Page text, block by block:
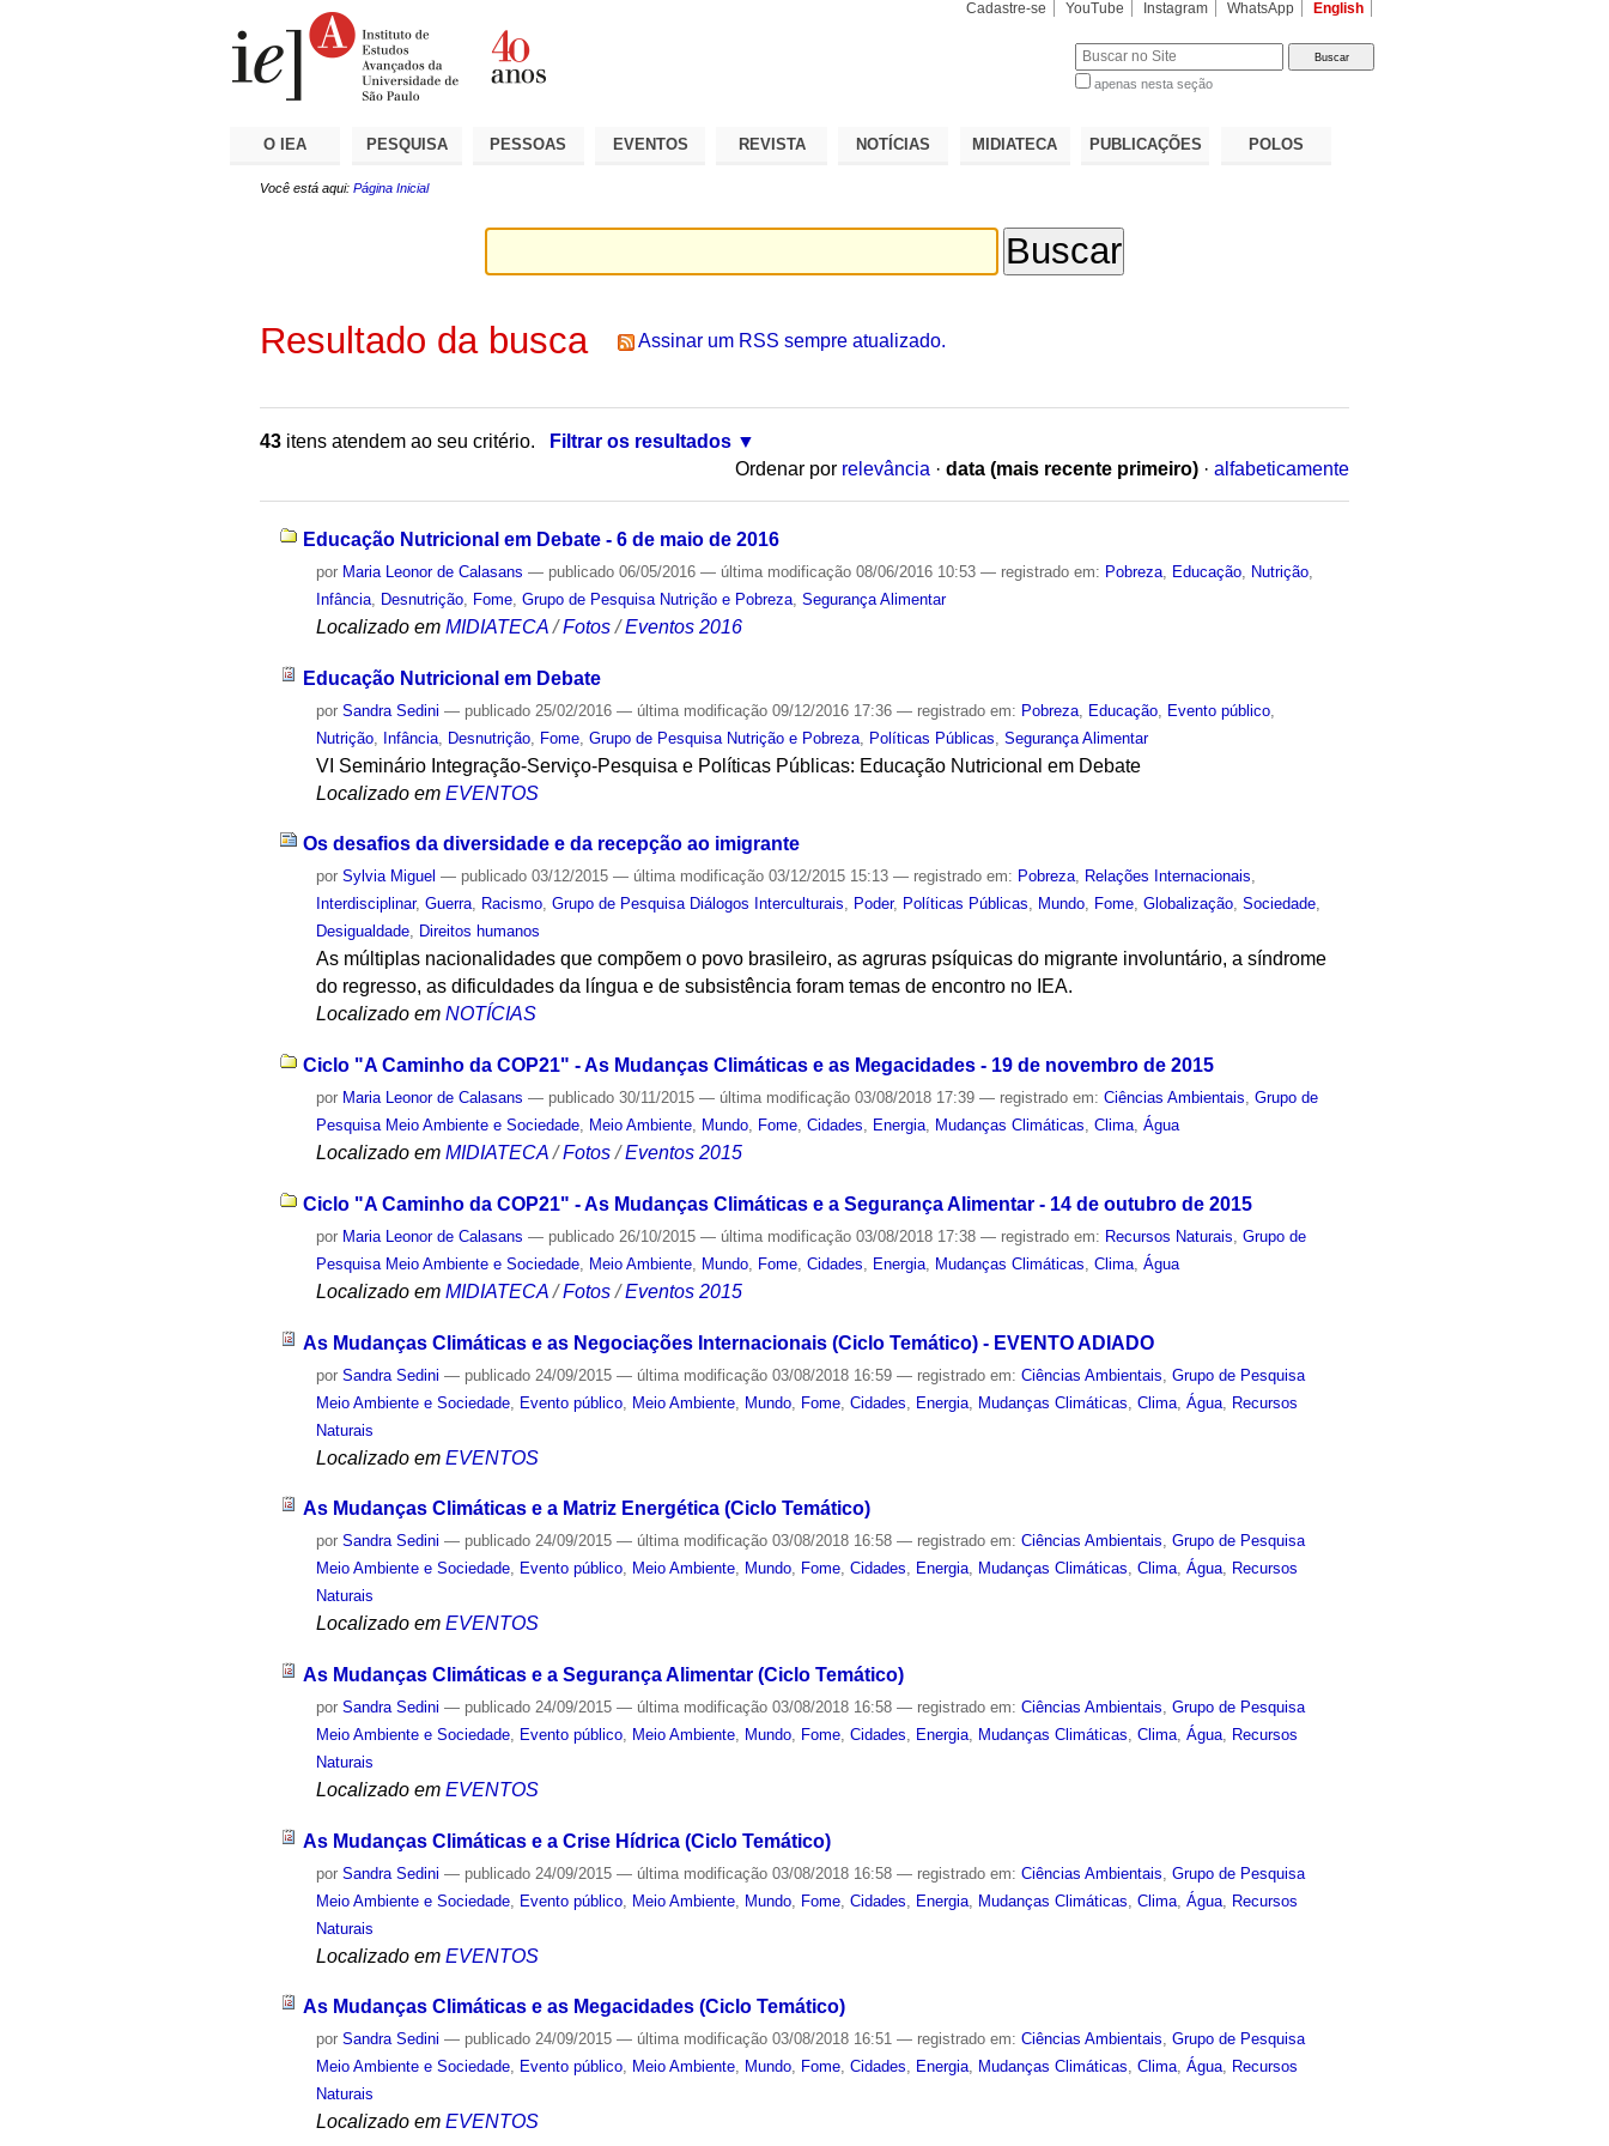
Cadastre-se YouTube Instagram WhatsApp English
apenas nesta seção
O IEA PESQUISA PESSOAS EVENTOS REVISTA NOTÍCIAS MIDIATECA PUBLICAÇÕES POLOS
Você está aqui: Página Inicial
Resultado da busca Assinar um RSS sempre atualizado.
43 itens atendem ao seu critério.
Filtrar os resultados
Ordenar por relevância · data (mais recente primeiro) · alfabeticamente
Educação Nutricional em Debate - 6 de maio de 2016
por Maria Leonor de Calasans — publicado 06/05/2016— última modificação 08/06/2016 10:53— registrado em: Pobreza Educação Nutrição
Infância
Desnutrição Fome ,Grupo de Pesquisa Nutrição e Pobreza ,Segurança Alimentar
Localizado em MIDIATECA /Fotos /Eventos 2016
Educação Nutricional em Debate
porSandra Sedini — publicado 25/02/2016— última modificação 09/12/2016 17:36— registrado em: Pobreza Educação Evento público
Nutrição Infância Desnutrição Fome ,Grupo de Pesquisa Nutrição e Pobreza Políticas Públicas ,Segurança Alimentar
VI Seminário Integração-Serviço-Pesquisa e Políticas Públicas: Educação Nutricional em Debate
Localizado em EVENTOS
Os desafios da diversidade e da recepção ao imigrante
porSylvia Miguel — publicado 03/12/2015— última modificação 03/12/2015 15:13— registrado em: Pobreza, Relações Internacionais,
Interdisciplinar,Guerra, Racismo,Grupo de Pesquisa Diálogos Interculturais, Poder, Políticas Públicas, Mundo, Fome,Globalização,Sociedade,
Desigualdade, Direitos humanos
As múltiplas nacionalidades que compõem o povo brasileiro, as agruras psíquicas do migrante involuntário, a síndrome
do regresso, as dificuldades da língua e de subsistência foram temas de encontro no IEA.
Localizado em NOTÍCIAS
Ciclo "A Caminho da COP21" - As Mudanças Climáticas e as Megacidades - 19 de novembro de 2015
por Maria Leonor de Calasans — publicado 30/11/2015— última modificação 03/08/2018 17:39— registrado em:Ciências Ambientais,Grupo de
Pesquisa Meio Ambiente e Sociedade, Meio Ambiente, Mundo, Fome,Cidades, Energia, Mudanças Climáticas,Clima,Água
Localizado em MIDIATECA /Fotos /Eventos 2015
Ciclo "A Caminho da COP21" - As Mudanças Climáticas e a Segurança Alimentar - 14 de outubro de 2015
por Maria Leonor de Calasans — publicado 26/10/2015— última modificação 03/08/2018 17:38— registrado em: Recursos Naturais ,Grupo de
Pesquisa Meio Ambiente e Sociedade
Meio Ambiente Mundo Fome ,Cidades Energia Mudanças Climáticas ,Clima ,Água
Localizado em MIDIATECA /Fotos /Eventos 2015
As Mudanças Climáticas e as Negociações Internacionais (Ciclo Temático) - EVENTO ADIADO
porSandra Sedini — publicado 24/09/2015— última modificação 03/08/2018 16:59— registrado em:Ciências Ambientais ,Grupo de Pesquisa
Meio Ambiente e Sociedade Evento público Meio Ambiente Mundo Fome ,Cidades Energia Mudanças Climáticas ,Clima ,Água Recursos
Naturais
Localizado em EVENTOS
As Mudanças Climáticas e a Matriz Energética (Ciclo Temático)
porSandra Sedini — publicado 24/09/2015— última modificação 03/08/2018 16:58— registrado em:Ciências Ambientais,Grupo de Pesquisa
Meio Ambiente e Sociedade, Evento público, Meio Ambiente, Mundo, Fome,Cidades, Energia, Mudanças Climáticas,Clima,Água, Recursos
Naturais
Localizado em EVENTOS
As Mudanças Climáticas e a Segurança Alimentar (Ciclo Temático)
porSandra Sedini — publicado 24/09/2015— última modificação 03/08/2018 16:58— registrado em:Ciências Ambientais ,Grupo de Pesquisa
Meio Ambiente e Sociedade
Evento público Meio Ambiente Mundo Fome ,Cidades Energia Mudanças Climáticas ,Clima ,Água
Recursos
Naturais
Localizado em EVENTOS
As Mudanças Climáticas e a Crise Hídrica (Ciclo Temático)
porSandra Sedini — publicado 24/09/2015— última modificação 03/08/2018 16:58— registrado em:Ciências Ambientais ,Grupo de Pesquisa
Meio Ambiente e Sociedade Evento público Meio Ambiente Mundo Fome ,Cidades Energia Mudanças Climáticas ,Clima ,Água Recursos
Naturais
Localizado em EVENTOS
As Mudanças Climáticas e as Megacidades (Ciclo Temático)
porSandra Sedini — publicado 24/09/2015— última modificação 03/08/2018 16:51— registrado em:Ciências Ambientais,Grupo de Pesquisa
Meio Ambiente e Sociedade, Evento público, Meio Ambiente, Mundo, Fome,Cidades, Energia, Mudanças Climáticas,Clima,Água, Recursos
Naturais
Localizado em EVENTOS